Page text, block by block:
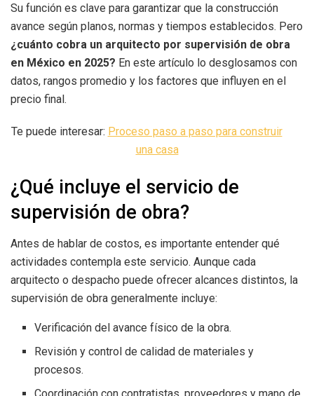
Su función es clave para garantizar que la construcción
avance según planos, normas y tiempos establecidos. Pero
¿cuánto cobra un arquitecto por supervisión de obra
en México en 2025? En este artículo lo desglosamos con
datos, rangos promedio y los factores que influyen en el
precio final.
Te puede interesar: Proceso paso a paso para construir
una casa
¿Qué incluye el servicio de
supervisión de obra?
Antes de hablar de costos, es importante entender qué
actividades contempla este servicio. Aunque cada
arquitecto o despacho puede ofrecer alcances distintos, la
supervisión de obra generalmente incluye:
Verificación del avance físico de la obra.
Revisión y control de calidad de materiales y
procesos.